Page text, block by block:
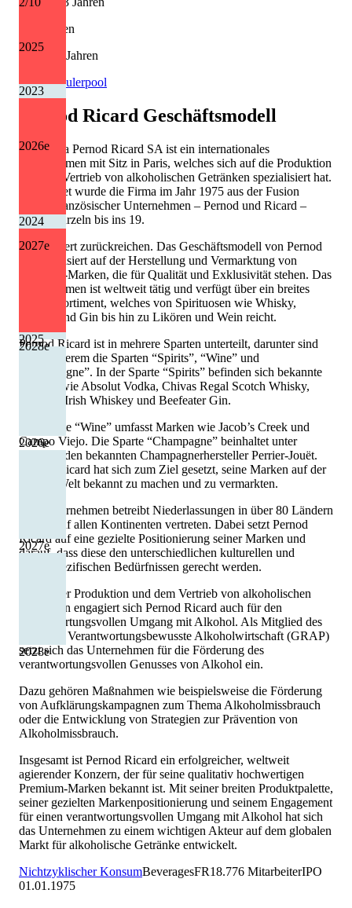
2025
2026e
2027e
2028e
2023
2024
2025
2026e
2027e
2028e
Kürzungen
1 von 13 Jahren
Quelle: Eulerpool
Pernod Ricard Geschäftsmodell
Die Firma Pernod Ricard SA ist ein internationales
Unternehmen mit Sitz in Paris, welches sich auf die Produktion
und den Vertrieb von alkoholischen Getränken spezialisiert hat.
Gegründet wurde die Firma im Jahr 1975 aus der Fusion
zweier französischer Unternehmen – Pernod und Ricard –
deren Wurzeln bis ins 19.
Jahrhundert zurückreichen. Das Geschäftsmodell von Pernod
Ricard basiert auf der Herstellung und Vermarktung von
Premium-Marken, die für Qualität und Exklusivität stehen. Das
Unternehmen ist weltweit tätig und verfügt über ein breites
Produktsortiment, welches von Spirituosen wie Whisky,
Wodka und Gin bis hin zu Likören und Wein reicht.
Pernod Ricard ist in mehrere Sparten unterteilt, darunter sind
unter anderem die Sparten “Spirits”, “Wine” und
“Champagne”. In der Sparte “Spirits” befinden sich bekannte
Marken wie Absolut Vodka, Chivas Regal Scotch Whisky,
Jameson Irish Whiskey und Beefeater Gin.
Die Sparte “Wine” umfasst Marken wie Jacob’s Creek und
Campo Viejo. Die Sparte “Champagne” beinhaltet unter
anderem den bekannten Champagnerhersteller Perrier-Jouët.
Pernod Ricard hat sich zum Ziel gesetzt, seine Marken auf der
ganzen Welt bekannt zu machen und zu vermarkten.
Das Unternehmen betreibt Niederlassungen in über 80 Ländern
und ist auf allen Kontinenten vertreten. Dabei setzt Pernod
Ricard auf eine gezielte Positionierung seiner Marken und
darauf, dass diese den unterschiedlichen kulturellen und
landesspezifischen Bedürfnissen gerecht werden.
Neben der Produktion und dem Vertrieb von alkoholischen
Getränken engagiert sich Pernod Ricard auch für den
verantwortungsvollen Umgang mit Alkohol. Als Mitglied des
Globalen Verantwortungsbewusste Alkoholwirtschaft (GRAP)
setzt sich das Unternehmen für die Förderung des
verantwortungsvollen Genusses von Alkohol ein.
Dazu gehören Maßnahmen wie beispielsweise die Förderung
von Aufklärungskampagnen zum Thema Alkoholmissbrauch
oder die Entwicklung von Strategien zur Prävention von
Alkoholmissbrauch.
Insgesamt ist Pernod Ricard ein erfolgreicher, weltweit
agierender Konzern, der für seine qualitativ hochwertigen
Premium-Marken bekannt ist. Mit seiner breiten Produktpalette,
seiner gezielten Markenpositionierung und seinem Engagement
für einen verantwortungsvollen Umgang mit Alkohol hat sich
das Unternehmen zu einem wichtigen Akteur auf dem globalen
Markt für alkoholische Getränke entwickelt.
Nichtzyklischer KonsumBeveragesFR18.776 MitarbeiterIPO
01.01.1975